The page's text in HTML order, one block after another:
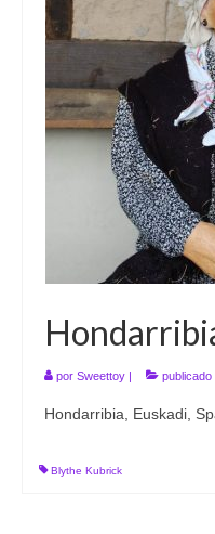
por Sweettoy | publicado
Hondarribia, Euskadi,
Blythe Kubrick